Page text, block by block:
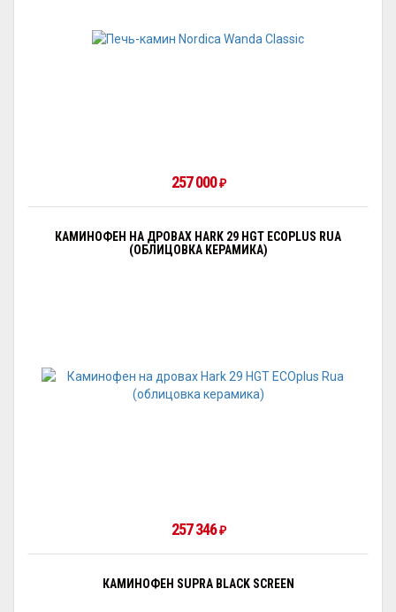
257 000₽
КАМИНОФЕН НА ДРОВАХ HARK 29 HGT ECOPLUS RUA
(ОБЛИЦОВКА КЕРАМИКА)
257 346₽
КАМИНОФЕН SUPRA BLACK SCREEN